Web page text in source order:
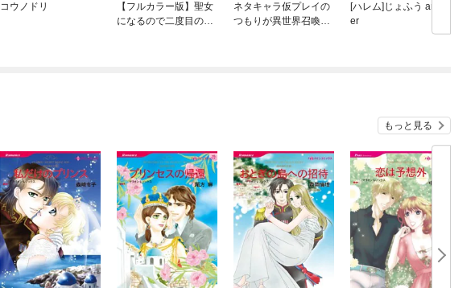
コウノドリ
【フルカラー版】聖女
になるので二度目の人
ネタキャラ仮プレイの
つもりが異世界召喚
[ハレム]じょふう anoth
er
もっと見る